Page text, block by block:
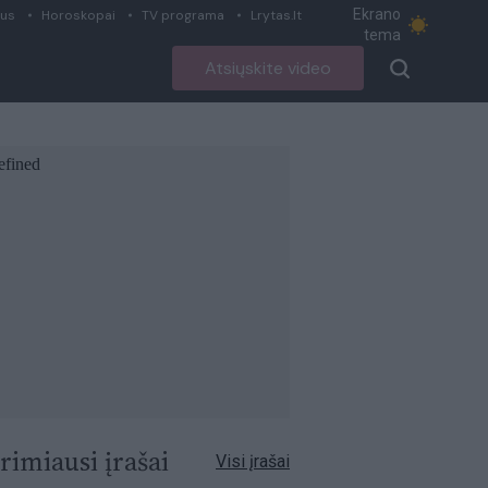
Horoskopai TV programa Lrytas.lt
Ekrano
tema
Atsiųskite video
įrašai Visi įrašai